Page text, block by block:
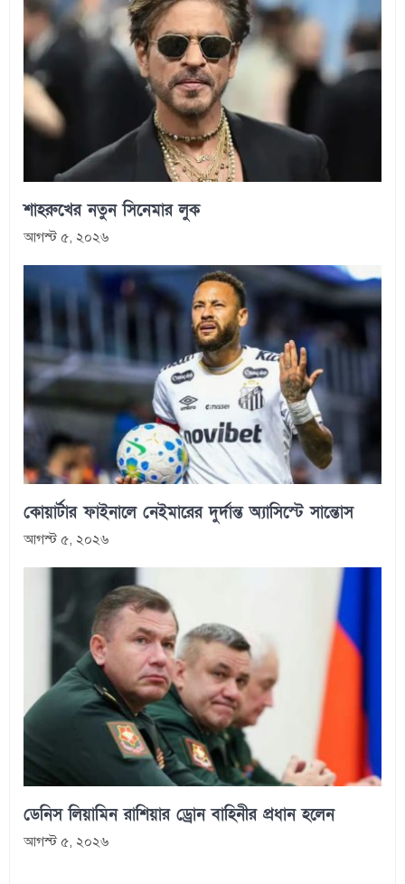
শাহরুখের নতুন সিনেমার লুক
আগস্ট ৫, ২০২৬
কোয়ার্টার ফাইনালে নেইমারের দুর্দান্ত অ্যাসিস্টে সান্তোস
আগস্ট ৫, ২০২৬
ডেনিস লিয়ামিন রাশিয়ার ড্রোন বাহিনীর প্রধান হলেন
আগস্ট ৫, ২০২৬